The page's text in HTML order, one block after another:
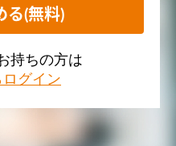
る(無料)
持ちの方は
グイン